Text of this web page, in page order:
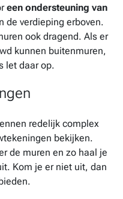
een ondersteuning van
de verdieping erboven.
ook dragend. Als er
kunnen buitenmuren,
let daar op.
redelijk complex
bekijken.
de muren en zo haal je
Kom je er niet uit, dan